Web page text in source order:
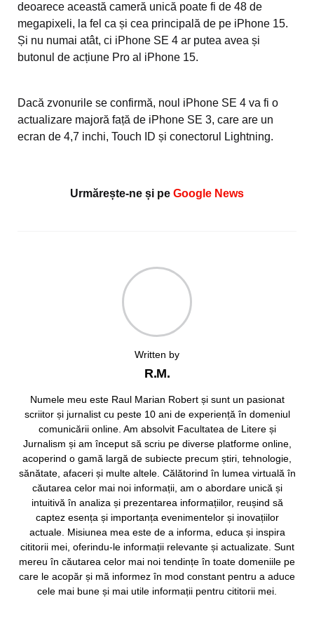
deoarece această cameră unică poate fi de 48 de
megapixeli, la fel ca și cea principală de pe iPhone 15.
Și nu numai atât, ci iPhone SE 4 ar putea avea și
butonul de acțiune Pro al iPhone 15.
Dacă zvonurile se confirmă, noul iPhone SE 4 va fi o
actualizare majoră față de iPhone SE 3, care are un
ecran de 4,7 inchi, Touch ID și conectorul Lightning.
Urmărește-ne și pe Google News
Written by
R.M.
Numele meu este Raul Marian Robert și sunt un pasionat
scriitor și jurnalist cu peste 10 ani de experiență în domeniul
comunicării online. Am absolvit Facultatea de Litere și
Jurnalism și am început să scriu pe diverse platforme online,
acoperind o gamă largă de subiecte precum știri, tehnologie,
sănătate, afaceri și multe altele. Călătorind în lumea virtuală în
căutarea celor mai noi informații, am o abordare unică și
intuitivă în analiza și prezentarea informațiilor, reușind să
captez esența și importanța evenimentelor și inovațiilor
actuale. Misiunea mea este de a informa, educa și inspira
cititorii mei, oferindu-le informații relevante și actualizate. Sunt
mereu în căutarea celor mai noi tendințe în toate domeniile pe
care le acopăr și mă informez în mod constant pentru a aduce
cele mai bune și mai utile informații pentru cititorii mei.